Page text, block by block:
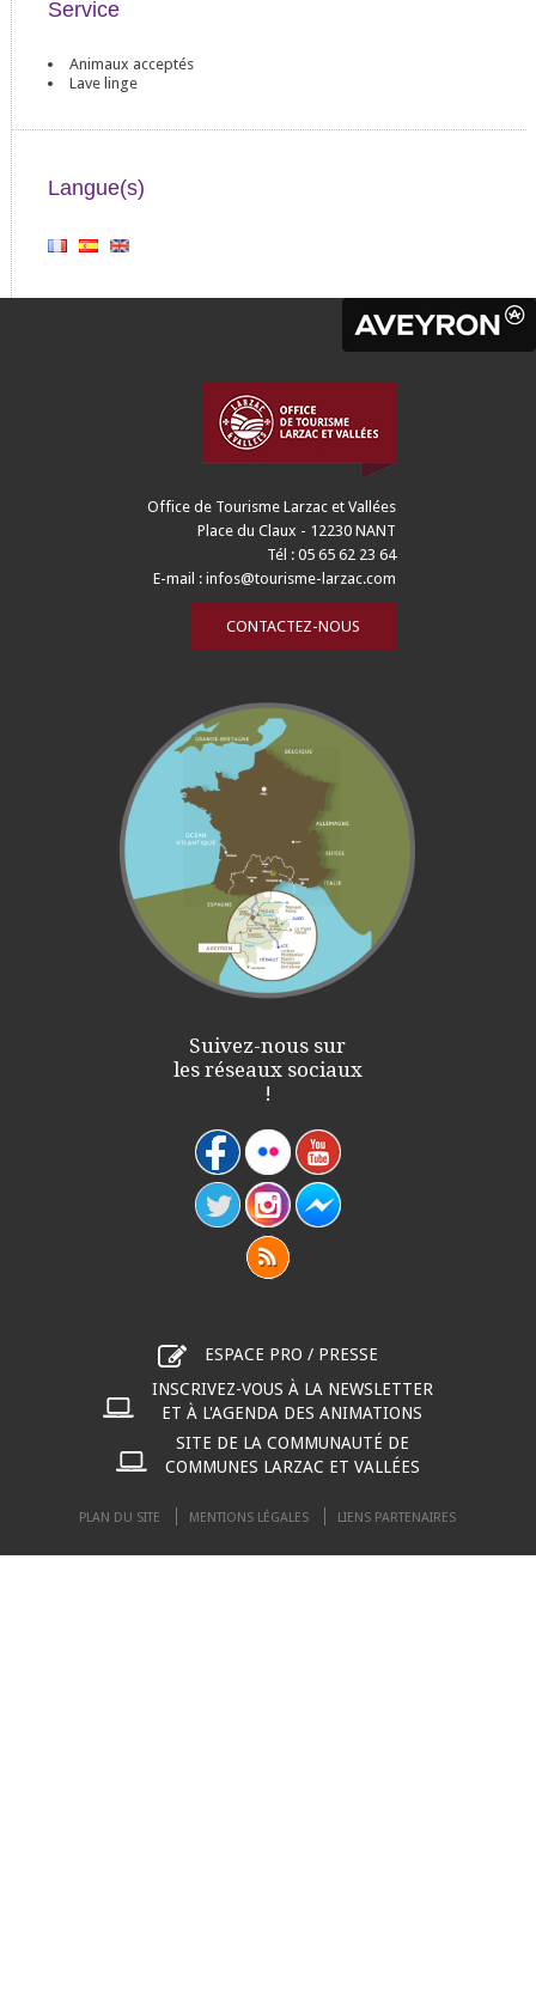
Service
Animaux acceptés
Lave linge
Langue(s)
Office de Tourisme Larzac et Vallées
Place du Claux - 12230 NANT
Tél : 05 65 62 23 64
E-mail :infos@tourisme-larzac.com
CONTACTEZ-NOUS
Suivez-nous sur
les réseaux sociaux
!
ESPACE PRO / PRESSE
INSCRIVEZ-VOUS À LA NEWSLETTER
ET À L'AGENDA DES ANIMATIONS
SITE DE LA COMMUNAUTÉ DE
COMMUNES LARZAC ET VALLÉES
PLAN DU SITE MENTIONS LÉGALES LIENS PARTENAIRES